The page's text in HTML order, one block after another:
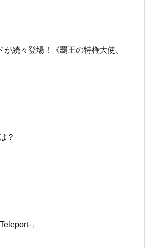
続々登場！《覇王の特権大使、
？
」